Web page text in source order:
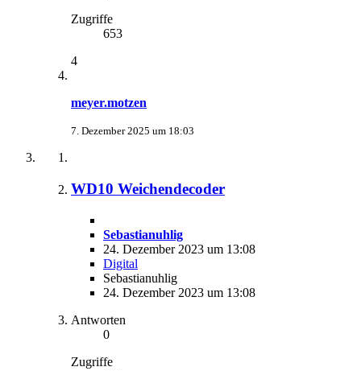
Zugriffe
653
4
meyer.motzen
7. Dezember 2025 um 18:03
WD10 Weichendecoder
Sebastianuhlig
24. Dezember 2023 um 13:08
Digital
Sebastianuhlig
24. Dezember 2023 um 13:08
Antworten
0
Zugriffe